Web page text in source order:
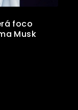
foco
Musk